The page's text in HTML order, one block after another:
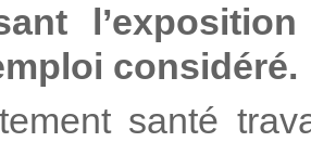
considéré.
santé